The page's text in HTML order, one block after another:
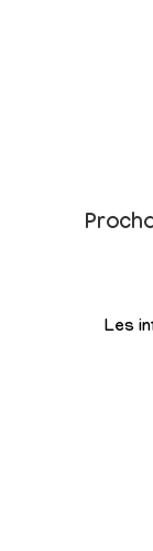
Les